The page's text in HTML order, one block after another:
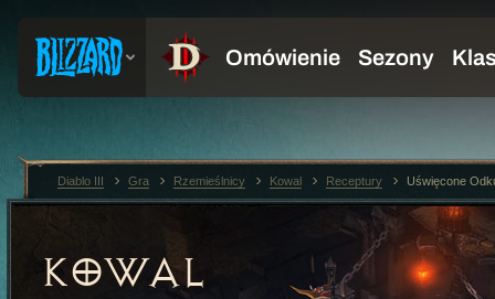
KOWAL
Diablo III Gra Rzemieślnicy Kowal Receptury Uświęcone